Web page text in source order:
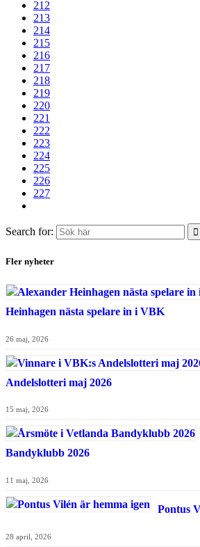
212
213
214
215
216
217
218
219
220
221
222
223
224
225
226
227
Search for:
Fler nyheter
Heinhagen nästa spelare in i VBK
26 maj, 2026
Andelslotteri maj 2026
15 maj, 2026
Bandyklubb 2026
11 maj, 2026
Pontus
28 april, 2026